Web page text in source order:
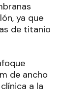
ya que
de titanio
de ancho
a la